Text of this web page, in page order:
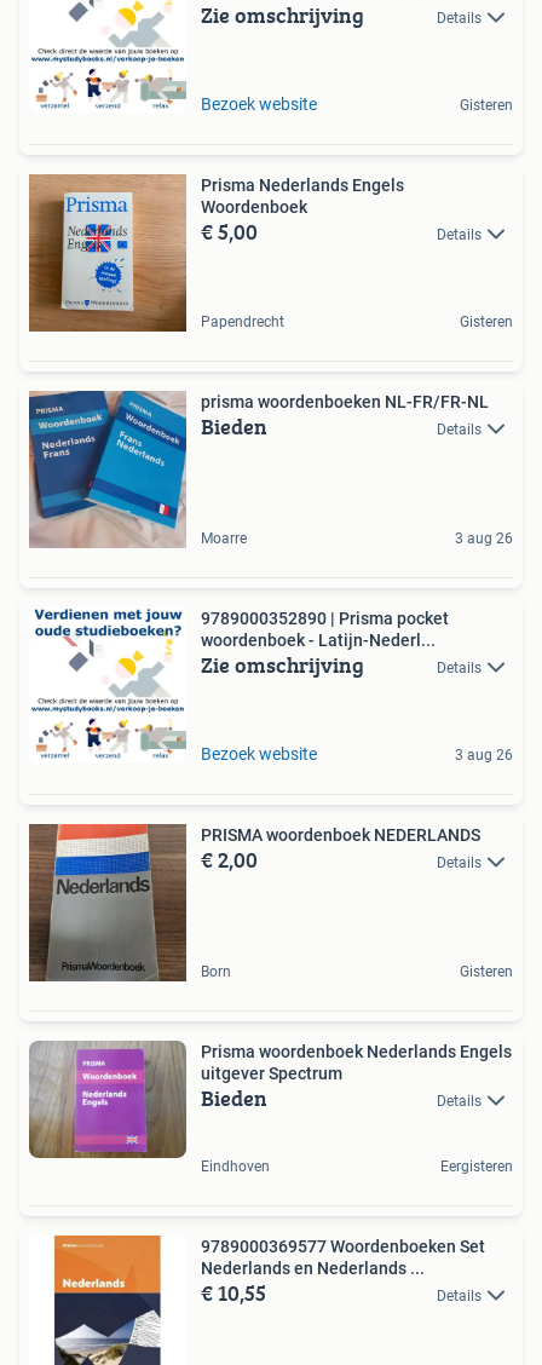
Zie omschrijving Details
Bezoek website Gisteren
Prisma Nederlands Engels
Woordenboek
€ 5,00 Details
Papendrecht Gisteren
prisma woordenboeken NL-FR/FR-NL
Bieden Details
Moarre 3 aug 26
9789000352890 | Prisma pocket
woordenboek - Latijn-Nederl...
Zie omschrijving Details
Bezoek website 3 aug 26
PRISMA woordenboek NEDERLANDS
€ 2,00 Details
Born Gisteren
Prisma woordenboek Nederlands Engels
uitgever Spectrum
Bieden Details
Eindhoven Eergisteren
9789000369577 Woordenboeken Set
Nederlands en Nederlands ...
€ 10,55 Details